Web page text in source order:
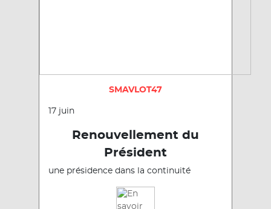
SMAVLOT47
17 juin
Renouvellement du
Président
une présidence dans la continuité